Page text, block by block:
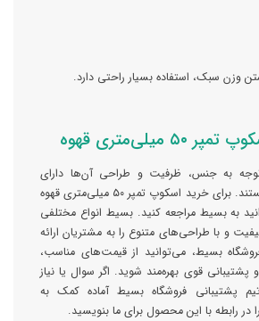
وزن سبک، استفاده بسیار راحتی دارد.
قهوه
به جنس، ظرفیت و طراحی آن‌ها دارای
قیمت‌های متفاوتی هستند. برای خرید اسکوپ تمپر ۵۰ میلی‌متری قهوه
به بسیط مراجعه کنید. بسیط انواع مختلفی
و با طراحی‌های متنوع را به مشتریان ارائه
بسیط، می‌توانید از قیمت‌های مناسب،
قوی بهره‌مند شوید. اگر سوال یا نیاز
تیم پشتیبانی فروشگاه بسیط آماده کمک به
رابطه با این محصول برای‌ ما بنویسید.